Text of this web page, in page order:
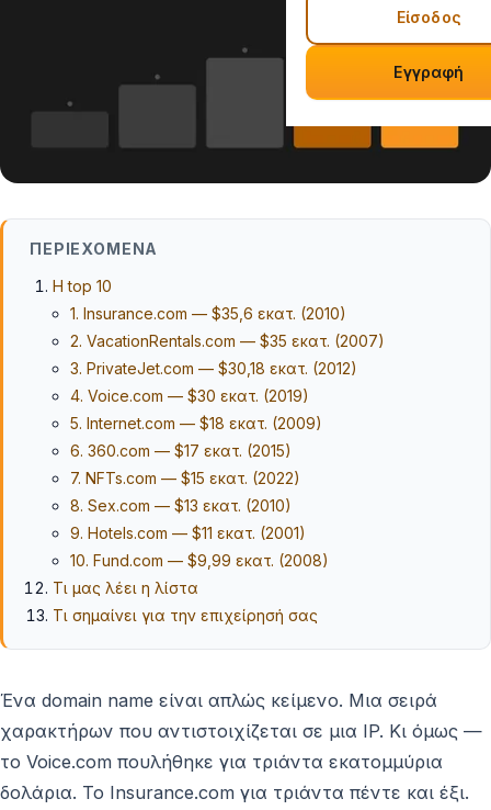
Είσοδος
Εγγραφή
ΠΕΡΙΕΧΌΜΕΝΑ
Η top 10
1. Insurance.com — $35,6 εκατ. (2010)
2. VacationRentals.com — $35 εκατ. (2007)
3. PrivateJet.com — $30,18 εκατ. (2012)
4. Voice.com — $30 εκατ. (2019)
5. Internet.com — $18 εκατ. (2009)
6. 360.com — $17 εκατ. (2015)
7. NFTs.com — $15 εκατ. (2022)
8. Sex.com — $13 εκατ. (2010)
9. Hotels.com — $11 εκατ. (2001)
10. Fund.com — $9,99 εκατ. (2008)
Τι μας λέει η λίστα
Τι σημαίνει για την επιχείρησή σας
Ένα domain name είναι απλώς κείμενο. Μια σειρά
χαρακτήρων που αντιστοιχίζεται σε μια IP. Κι όμως —
το Voice.com πουλήθηκε για τριάντα εκατομμύρια
δολάρια. Το Insurance.com για τριάντα πέντε και έξι.